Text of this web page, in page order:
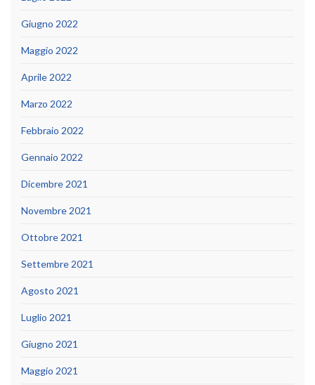
Giugno 2022
Maggio 2022
Aprile 2022
Marzo 2022
Febbraio 2022
Gennaio 2022
Dicembre 2021
Novembre 2021
Ottobre 2021
Settembre 2021
Agosto 2021
Luglio 2021
Giugno 2021
Maggio 2021